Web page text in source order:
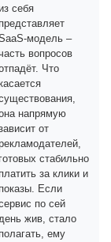
из себя
представляет
модель ‒
вопросов
Что
напрямую
от
готовых стабильно
платить за клики и
показы. Если
по сей
день жив, стало
полагать, ему